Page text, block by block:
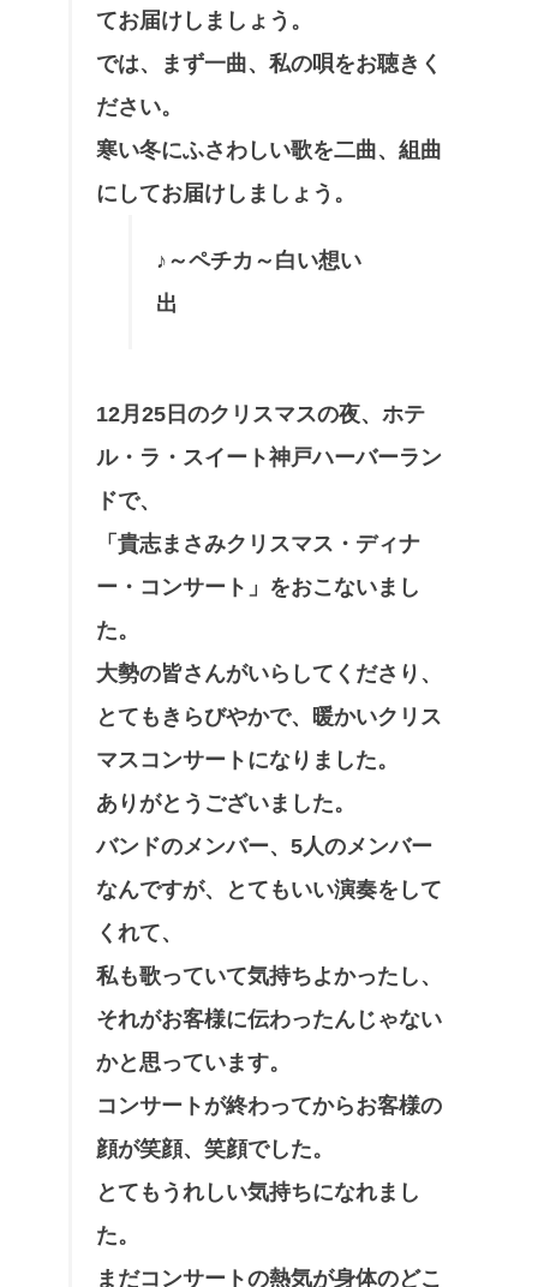
てお届けしましょう。
では、まず一曲、私の唄をお聴きく
ださい。
寒い冬にふさわしい歌を二曲、組曲
にしてお届けしましょう。
♪～ペチカ～白い想い
出
12月25日のクリスマスの夜、ホテ
ル・ラ・スイート神戸ハーバーラン
ドで、
「貴志まさみクリスマス・ディナ
ー・コンサート」をおこないまし
た。
大勢の皆さんがいらしてくださり、
とてもきらびやかで、暖かいクリス
マスコンサートになりました。
ありがとうございました。
バンドのメンバー、5人のメンバー
なんですが、とてもいい演奏をして
くれて、
私も歌っていて気持ちよかったし、
それがお客様に伝わったんじゃない
かと思っています。
コンサートが終わってからお客様の
顔が笑顔、笑顔でした。
とてもうれしい気持ちになれまし
た。
まだコンサートの熱気が身体のどこ